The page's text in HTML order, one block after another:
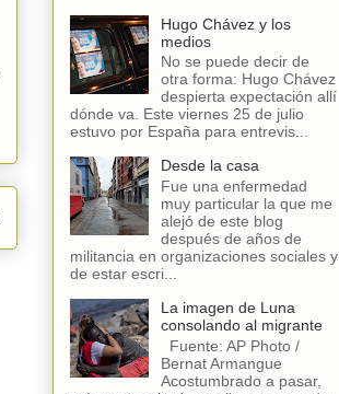
Hugo Chávez y los
medios
No se puede decir de
otra forma: Hugo Chávez
despierta expectación allí
dónde va. Este viernes 25 de julio
estuvo por España para entrevis...
Desde la casa
Fue una enfermedad
muy particular la que me
alejó de este blog
después de años de
militancia en organizaciones sociales y
de estar escri...
La imagen de Luna
consolando al migrante
Fuente: AP Photo /
Bernat Armangue
Acostumbrado a pasar,